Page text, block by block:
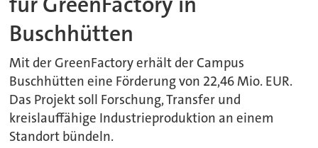
Buschhütten
Mit der GreenFactory erhält der Campus
Buschhütten eine Förderung von 22,46 Mio. EUR.
Das Projekt soll Forschung, Transfer und
kreislauffähige Industrieproduktion an einem
Standort bündeln.